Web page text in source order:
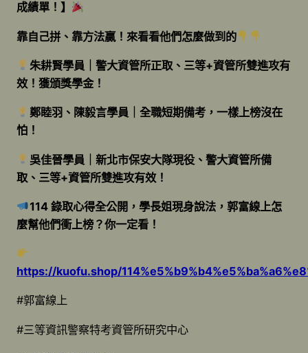
成績單！】
靠自己拼、靠方法贏！來看看他們怎麼做到的
朱耕賢學員｜警大資管所正取、三等+資管所雙進攻有
效！獲頒獎學金！
鄭睦羽、陳毅言學員｜全職短期備考，一樣上榜沒在
怕！
吳佳晉學員｜新北市保安大隊現役、警大資管所備
取、三等+資管所雙進攻有效！
114 錄取心得全公開，學長姐現身說法，郭富線上怎
麼幫他們衝上榜？你一定看！
https://kuofu.shop/
#郭富線上
#三等資訊警察特考資管所研究中心